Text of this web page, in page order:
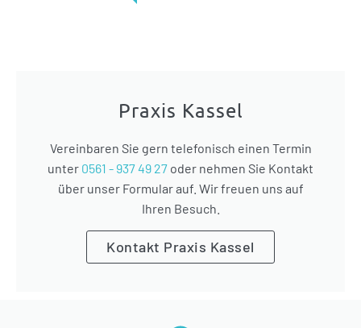
Praxis Kassel
Vereinbaren Sie gern telefonisch einen Termin
unter 0561 - 937 49 27 oder nehmen Sie Kontakt
über unser Formular auf. Wir freuen uns auf
Ihren Besuch.
Kontakt Praxis Kassel